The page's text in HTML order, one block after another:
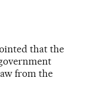
that the
from the